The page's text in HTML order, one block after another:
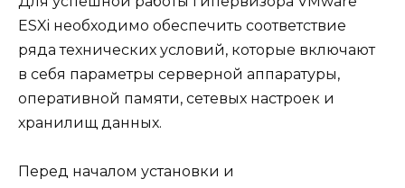
ESXi необходимо обеспечить соответствие
ряда технических условий, которые включают
в себя параметры серверной аппаратуры,
оперативной памяти, сетевых настроек и
хранилищ данных.
Перед началом установки и